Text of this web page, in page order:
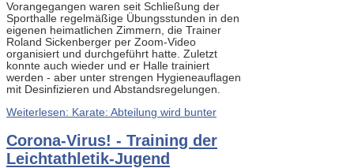
Vorangegangen waren seit Schließung der
Sporthalle regelmäßige Übungsstunden in den
eigenen heimatlichen Zimmern, die Trainer
Roland Sickenberger per Zoom-Video
organisiert und durchgeführt hatte. Zuletzt
konnte auch wieder und er Halle trainiert
werden - aber unter strengen Hygieneauflagen
mit Desinfizieren und Abstandsregelungen.
Weiterlesen: Karate: Abteilung wird bunter
Corona-Virus! - Training der
Leichtathletik-Jugend